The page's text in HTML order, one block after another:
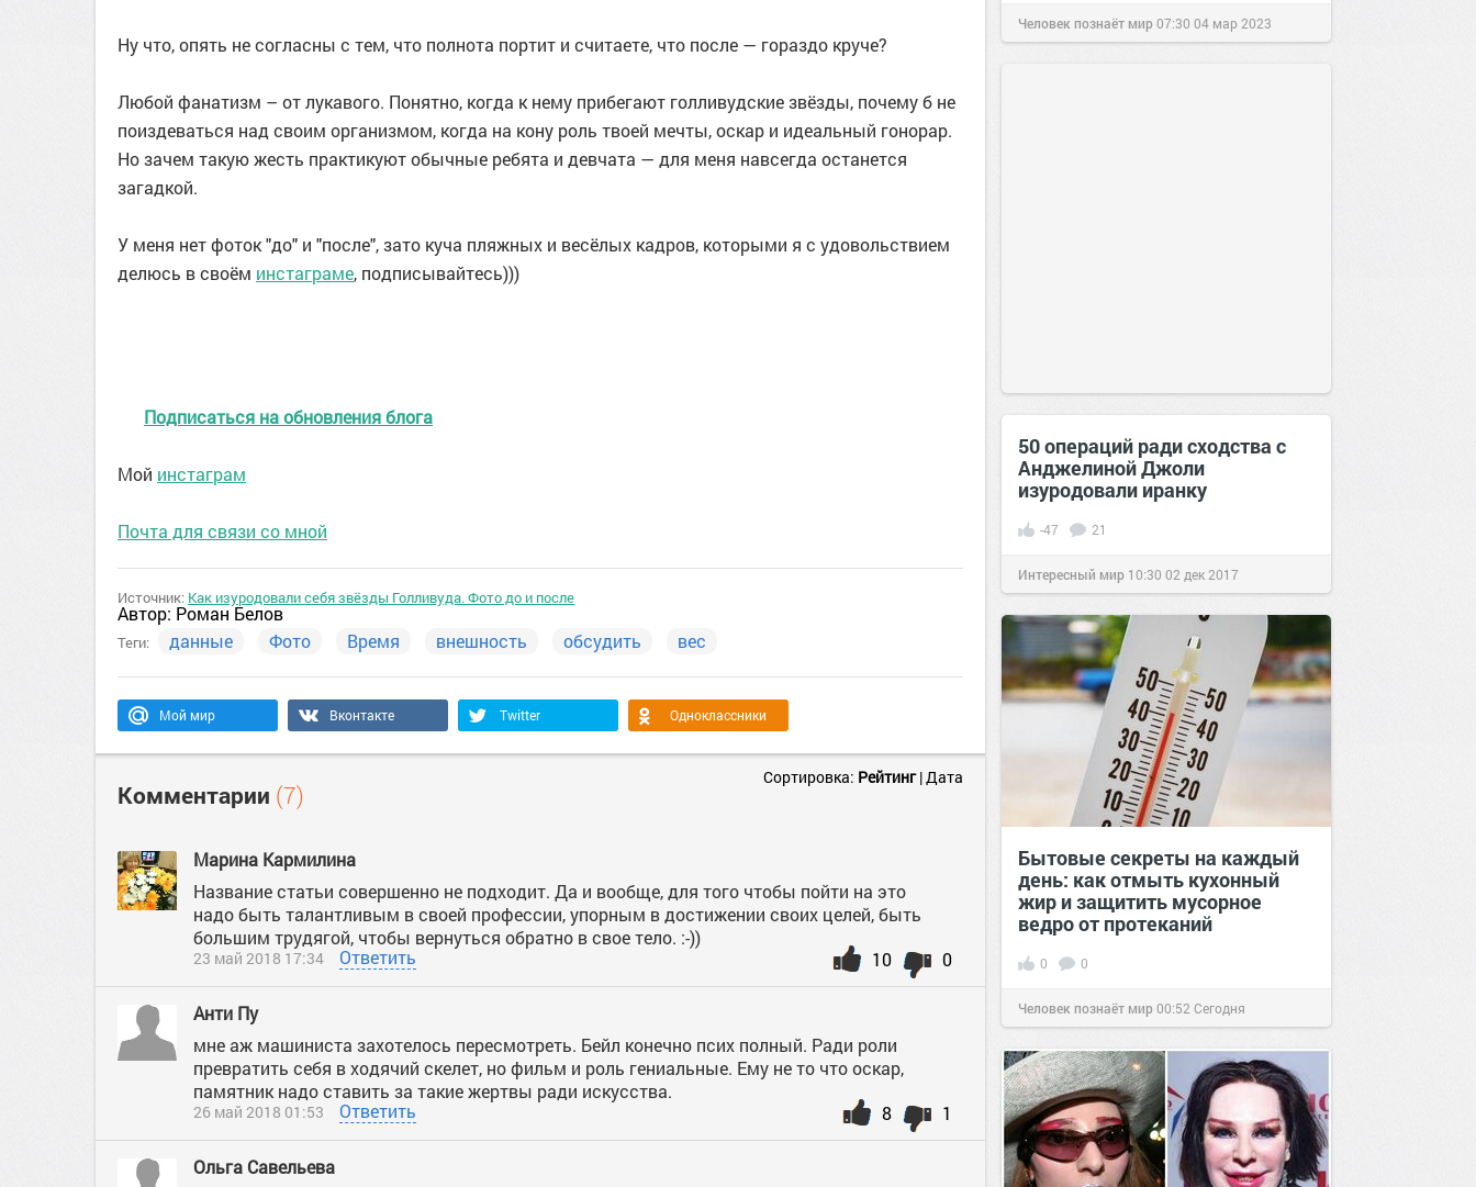
Ну что, опять не согласны с тем, что полнота портит и считаете, что после — гораздо круче?
Любой фанатизм – от лукавого. Понятно, когда к нему прибегают голливудские звёзды, почему б не
поиздеваться над своим организмом, когда на кону роль твоей мечты, оскар и идеальный гонорар.
Но зачем такую жесть практикуют обычные ребята и девчата — для меня навсегда останется
загадкой.
У меня нет фоток "до" и "после", зато куча пляжных и весёлых кадров, которыми я с удовольствием
делюсь в своём инстаграме, подписывайтесь)))
Подписаться на обновления блога
Мой инстаграм
Почта для связи со мной
Источник: Как изуродовали себя звёзды Голливуда. Фото до и после
Автор: Роман Белов
Теги: данные Фото Время внешность обсудить вес
Мой мир Вконтакте Twitter Одноклассники
Комментарии (7)
Сортировка: Рейтинг|Дата
Марина Кармилина
Название статьи совершенно не подходит. Да и вообще, для того чтобы пойти на это
надо быть талантливым в своей профессии, упорным в достижении своих целей, быть
большим трудягой, чтобы вернуться обратно в свое тело. :-))
23 май 2018 17:34 Ответить 0
10
Анти Пу
мне аж машиниста захотелось пересмотреть. Бейл конечно псих полный. Ради роли
превратить себя в ходячий скелет, но фильм и роль гениальные. Ему не то что оскар,
памятник надо ставить за такие жертвы ради искусства.
26 май 2018 01:53 Ответить 1
8
Ольга Савельева
Человек познаёт мир07:30 04 мар 2023
50 операций ради сходства с
Анджелиной Джоли
изуродовали иранку
-47 21
Интересный мир 10:30 02 дек 2017
Бытовые секреты на каждый
день: как отмыть кухонный
жир и защитить мусорное
ведро от протеканий
0 0
Человек познаёт мир00:52 Сегодня